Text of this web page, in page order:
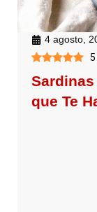
4 agosto,
5
que Te